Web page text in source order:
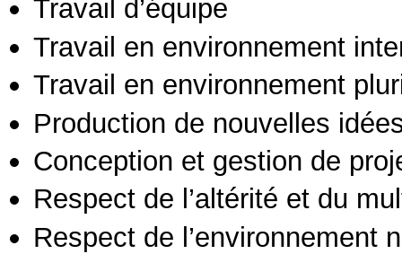
Travail d’équipe
Travail en environnement
Travail en environnement
Production de nouvelles
Conception et gestion de
Respect de l’altérité et du
Respect de l’environnement